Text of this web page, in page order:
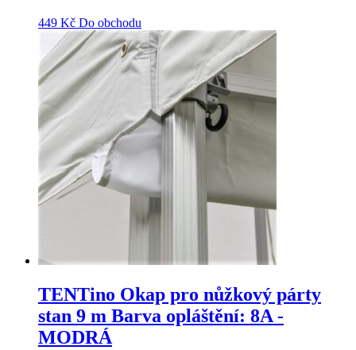
449 Kč Do obchodu
TENTino Okap pro nůžkový párty
stan 9 m Barva opláštění: 8A -
MODRÁ